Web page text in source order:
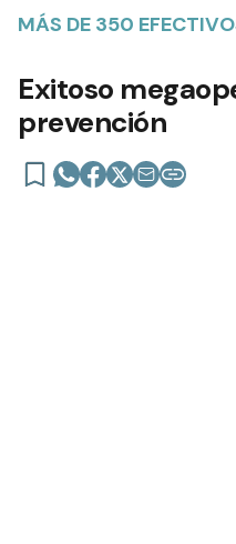
MÁS DE 350
Exitoso
prevención